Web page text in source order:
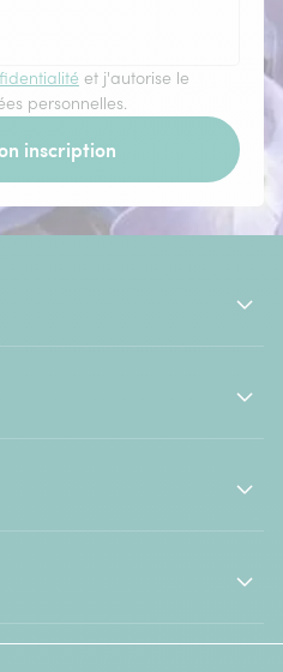
et j'autorise le
personnelles.
inscription